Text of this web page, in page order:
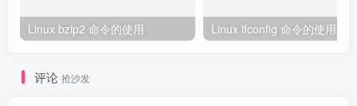
Linux bzip2 命令的使用 Linux ifconfig 命令的使用
评论 抢沙发